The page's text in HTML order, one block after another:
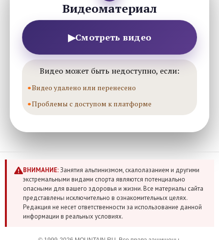
Видеоматериал
▶Смотреть видео
Видео может быть недоступно, если:
Видео удалено или перенесено
Проблемы с доступом к платформе
ВНИМАНИЕ:Занятия альпинизмом, скалолазанием и другими
экстремальными видами спорта являются потенциально
опасными для вашего здоровья и жизни. Все материалы сайта
представлены исключительно в ознакомительных целях.
Редакция не несет ответственности за использование данной
информации в реальных условиях.